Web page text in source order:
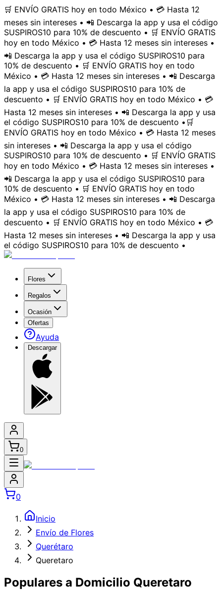
🛒 ENVÍO GRATIS hoy en todo México • 💳 Hasta 12
meses sin intereses • 📲 Descarga la app y usa el código
SUSPIROS10 para 10% de descuento • 🛒 ENVÍO GRATIS
hoy en todo México • 💳 Hasta 12 meses sin intereses •
📲 Descarga la app y usa el código SUSPIROS10 para
10% de descuento • 🛒 ENVÍO GRATIS hoy en todo
México • 💳 Hasta 12 meses sin intereses • 📲 Descarga
la app y usa el código SUSPIROS10 para 10% de
descuento • 🛒 ENVÍO GRATIS hoy en todo México • 💳
Hasta 12 meses sin intereses • 📲 Descarga la app y usa
el código SUSPIROS10 para 10% de descuento • 🛒
ENVÍO GRATIS hoy en todo México • 💳 Hasta 12 meses
sin intereses • 📲 Descarga la app y usa el código
SUSPIROS10 para 10% de descuento • 🛒 ENVÍO GRATIS
hoy en todo México • 💳 Hasta 12 meses sin intereses •
📲 Descarga la app y usa el código SUSPIROS10 para
10% de descuento • 🛒 ENVÍO GRATIS hoy en todo
México • 💳 Hasta 12 meses sin intereses • 📲 Descarga
la app y usa el código SUSPIROS10 para 10% de
descuento • 🛒 ENVÍO GRATIS hoy en todo México • 💳
Hasta 12 meses sin intereses • 📲 Descarga la app y usa
el código SUSPIROS10 para 10% de descuento •
Flores
Regalos
Ocasión
Ofertas
Ayuda
Descargar
0
0
Inicio
Envío de Flores
Querétaro
Queretaro
Populares a Domicilio Queretaro